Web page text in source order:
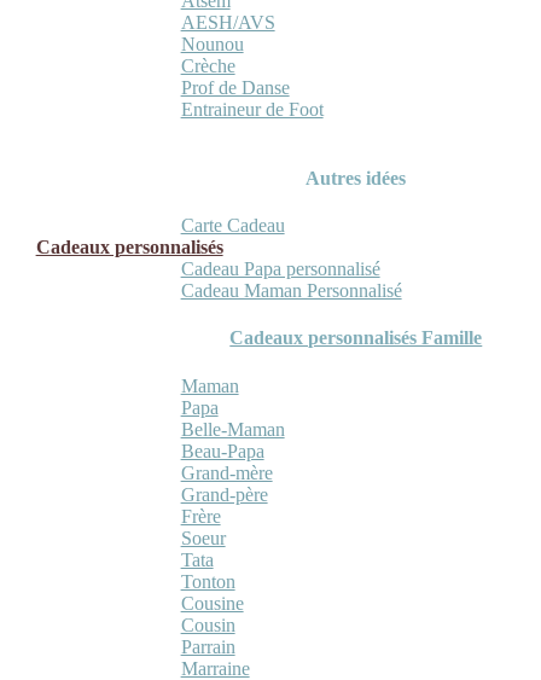
AESH/AVS
Nounou
Crèche
Prof de Danse
Entraineur de Foot
Autres idées
Carte Cadeau
Cadeaux personnalisés
Cadeau Papa personnalisé
Cadeau Maman Personnalisé
Cadeaux personnalisés Famille
Maman
Papa
Belle-Maman
Beau-Papa
Grand-mère
Grand-père
Frère
Soeur
Tata
Tonton
Cousine
Cousin
Parrain
Marraine